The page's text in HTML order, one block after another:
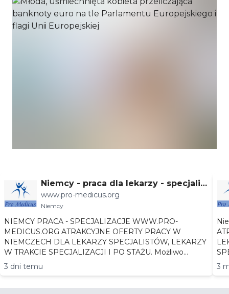
Niemcy - praca dla lekarzy - specjaliz
acje
www.pro-medicus.org
Niemcy
NIEMCY PRACA - SPECJALIZACJE WWW.PRO-
MEDICUS.ORG ATRAKCYJNE OFERTY PRACY W
NIEMCZECH DLA LEKARZY SPECJALISTÓW, LEKARZY
W TRAKCIE SPECJALIZACJI I PO STAŻU. Możliwo...
3 dni temu
3